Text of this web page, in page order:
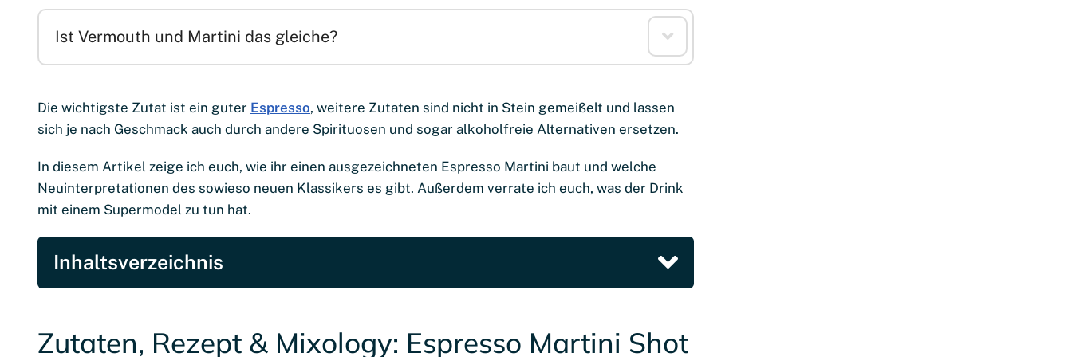
Ist Vermouth und Martini das gleiche?
Die wichtigste Zutat ist ein guter Espresso, weitere Zutaten sind nicht in Stein gemeißelt und lassen
sich je nach Geschmack auch durch andere Spirituosen und sogar alkoholfreie Alternativen ersetzen.
In diesem Artikel zeige ich euch, wie ihr einen ausgezeichneten Espresso Martini baut und welche
Neuinterpretationen des sowieso neuen Klassikers es gibt. Außerdem verrate ich euch, was der Drink
mit einem Supermodel zu tun hat.
Inhaltsverzeichnis
Zutaten, Rezept & Mixology: Espresso Martini Shot